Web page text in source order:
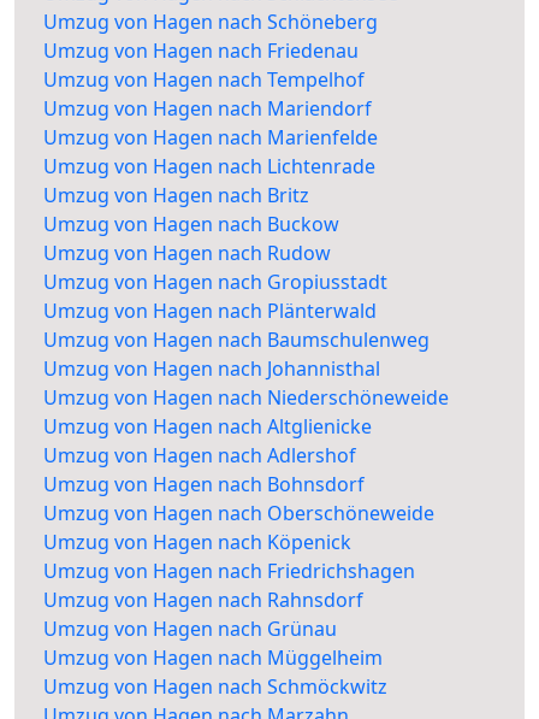
Umzug von Hagen nach Schöneberg
Umzug von Hagen nach Friedenau
Umzug von Hagen nach Tempelhof
Umzug von Hagen nach Mariendorf
Umzug von Hagen nach Marienfelde
Umzug von Hagen nach Lichtenrade
Umzug von Hagen nach Britz
Umzug von Hagen nach Buckow
Umzug von Hagen nach Rudow
Umzug von Hagen nach Gropiusstadt
Umzug von Hagen nach Plänterwald
Umzug von Hagen nach Baumschulenweg
Umzug von Hagen nach Johannisthal
Umzug von Hagen nach Niederschöneweide
Umzug von Hagen nach Altglienicke
Umzug von Hagen nach Adlershof
Umzug von Hagen nach Bohnsdorf
Umzug von Hagen nach Oberschöneweide
Umzug von Hagen nach Köpenick
Umzug von Hagen nach Friedrichshagen
Umzug von Hagen nach Rahnsdorf
Umzug von Hagen nach Grünau
Umzug von Hagen nach Müggelheim
Umzug von Hagen nach Schmöckwitz